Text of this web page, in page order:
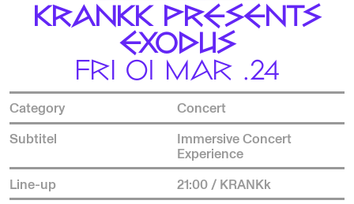
KRANKK PRESENTS
EXODUS
FRI 01 MAR .24
Category
Concert
Subtitel
Immersive Concert
Experience
Line-up
21:00 / KRANKk